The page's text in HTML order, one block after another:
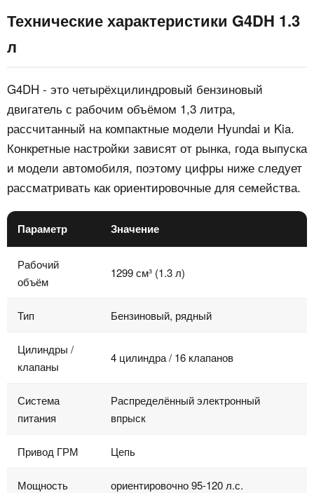
Технические характеристики G4DH 1.3
л
G4DH - это четырёхцилиндровый бензиновый
двигатель с рабочим объёмом 1,3 литра,
рассчитанный на компактные модели Hyundai и Kia.
Конкретные настройки зависят от рынка, года выпуска
и модели автомобиля, поэтому цифры ниже следует
рассматривать как ориентировочные для семейства.
Параметр Значение
Рабочий
объём
1299 см³ (1.3 л)
Тип Бензиновый, рядный
Цилиндры /
клапаны
4 цилиндра / 16 клапанов
Система
питания
Распределённый электронный
впрыск
Привод ГРМ Цепь
Мощность ориентировочно 95-120 л.с.